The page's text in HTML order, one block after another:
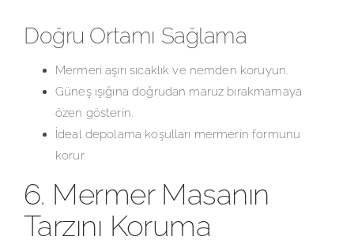
Doğru Ortamı Sağlama
Mermeri aşırı sıcaklık ve nemden koruyun.
Güneş ışığına doğrudan maruz bırakmamaya
özen gösterin.
İdeal depolama koşulları mermerin formunu
korur.
6. Mermer Masanın
Tarzını Koruma